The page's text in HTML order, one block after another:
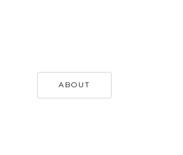
ABOUT